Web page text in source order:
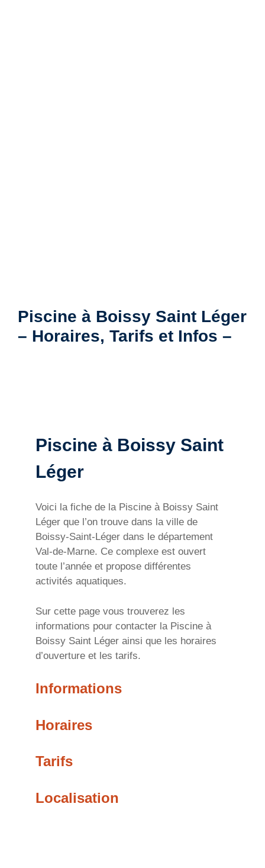
Piscine à Boissy Saint Léger
– Horaires, Tarifs et Infos –
Piscine à Boissy Saint
Léger
Voici la fiche de la Piscine à Boissy Saint
Léger que l’on trouve dans la ville de
Boissy-Saint-Léger dans le département
Val-de-Marne. Ce complexe est ouvert
toute l’année et propose différentes
activités aquatiques.
Sur cette page vous trouverez les
informations pour contacter la Piscine à
Boissy Saint Léger ainsi que les horaires
d’ouverture et les tarifs.
Informations
Horaires
Tarifs
Localisation